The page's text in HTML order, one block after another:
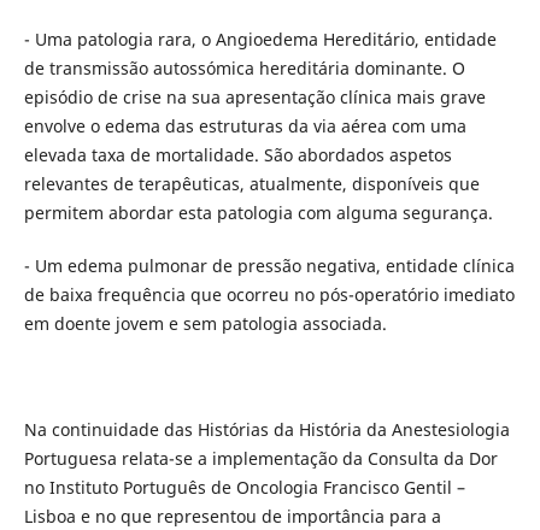
- Uma patologia rara, o Angioedema Hereditário, entidade
de transmissão autossómica hereditária dominante. O
episódio de crise na sua apresentação clínica mais grave
envolve o edema das estruturas da via aérea com uma
elevada taxa de mortalidade. São abordados aspetos
relevantes de terapêuticas, atualmente, disponíveis que
permitem abordar esta patologia com alguma segurança.
- Um edema pulmonar de pressão negativa, entidade clínica
de baixa frequência que ocorreu no pós-operatório imediato
em doente jovem e sem patologia associada.
Na continuidade das Histórias da História da Anestesiologia
Portuguesa relata-se a implementação da Consulta da Dor
no Instituto Português de Oncologia Francisco Gentil –
Lisboa e no que representou de importância para a